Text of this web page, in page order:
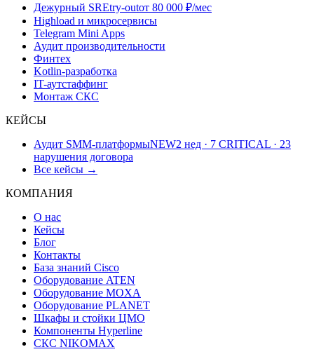
Дежурный SREtry-outот 80 000 ₽/мес
Highload и микросервисы
Telegram Mini Apps
Аудит производительности
Финтех
Kotlin-разработка
IT-аутстаффинг
Монтаж СКС
КЕЙСЫ
Аудит SMM-платформыNEW2 нед · 7 CRITICAL · 23
нарушения договора
Все кейсы →
КОМПАНИЯ
О нас
Кейсы
Блог
Контакты
База знаний Cisco
Оборудование ATEN
Оборудование MOXA
Оборудование PLANET
Шкафы и стойки ЦМО
Компоненты Hyperline
СКС NIKOMAX